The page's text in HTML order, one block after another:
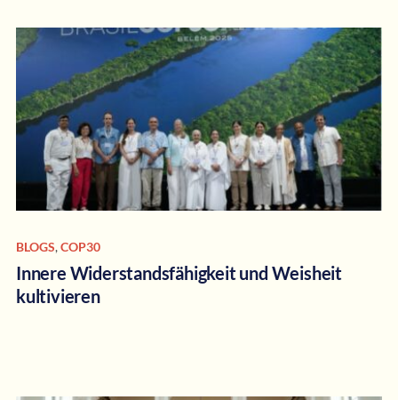
BLOGS,COP30
Innere Widerstandsfähigkeit und Weisheit
kultivieren